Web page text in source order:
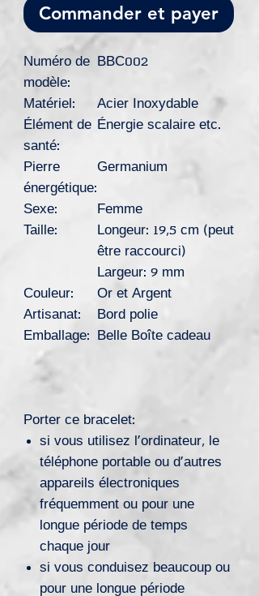
Commander et payer
Numéro de
modèle:
BBC002
Matériel:
Acier Inoxydable
Élément de
santé:
Énergie scalaire etc.
Pierre
énergétique:
Germanium
Sexe:
Femme
Taille:
Longeur: 19,5 cm (peut
être raccourci)
Largeur: 9 mm
Couleur:
Or et Argent
Artisanat:
Bord polie
Emballage: Belle Boîte cadeau
Porter ce bracelet:
si vous utilisez l’ordinateur, le
téléphone portable ou d’autres
appareils électroniques
fréquemment ou pour une
longue période de temps
chaque jour
si vous conduisez beaucoup ou
pour une longue période